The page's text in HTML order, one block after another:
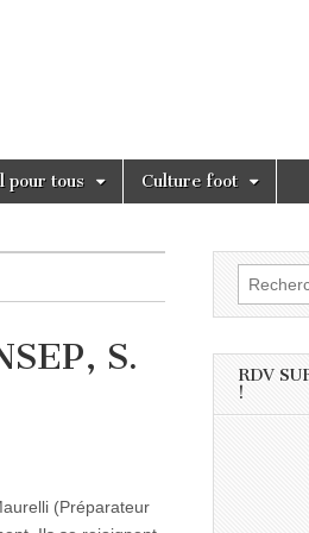
pour tous Culture foot
S.
(Préparateur
RDV
!